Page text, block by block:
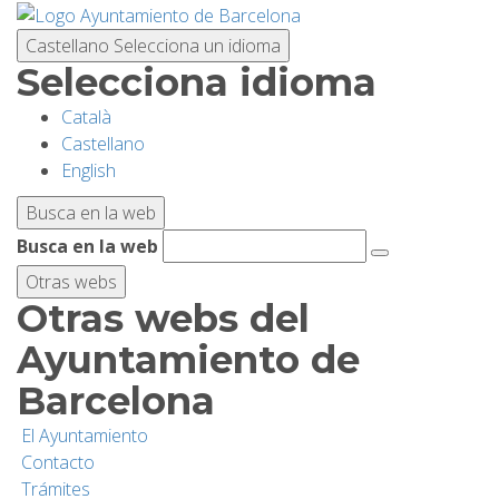
Castellano Selecciona un idioma
Selecciona idioma
Català
Castellano
English
Busca en la web
Busca en la web
Otras webs
Otras webs del
Ayuntamiento de
Barcelona
El Ayuntamiento
Contacto
Trámites
Pasar
contenido
principal
PLANIFICA TU VISITA
BIODIVERSIDAD
ACTIVIDADES
ESCUELAS
INVESTIGACIÓN/CONSERVACIÓN
SOSTENIBILIDAD